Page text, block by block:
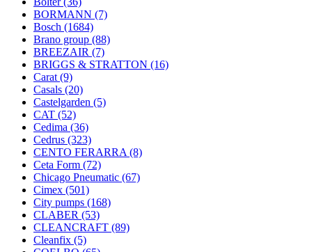
BORMANN (7)
Bosch (1684)
Brano group (88)
BREEZAIR (7)
BRIGGS & STRATTON (16)
Carat (9)
Casals (20)
Castelgarden (5)
CAT (52)
Cedima (36)
Cedrus (323)
CENTO FERARRA (8)
Ceta Form (72)
Chicago Pneumatic (67)
Cimex (501)
City pumps (168)
CLABER (53)
CLEANCRAFT (89)
Cleanfix (5)